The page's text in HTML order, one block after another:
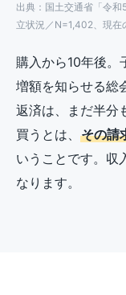
出典：国土交通省「令
立状況／N=1,402、現在
購入から10年後。
増額を知らせる総
返済は、まだ半
買うとは、 その請
いうことです。収
なります。